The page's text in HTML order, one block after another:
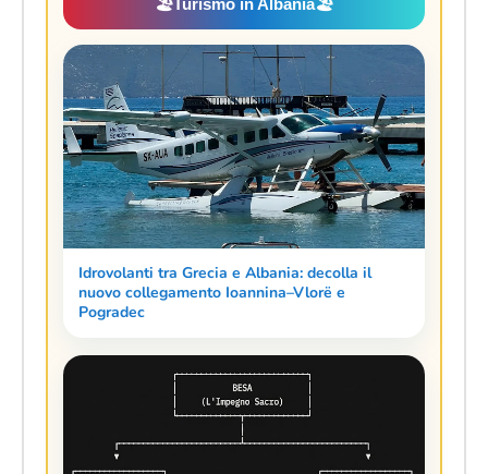
🏖️ Turismo in Albania🏖️
Idrovolanti tra Grecia e Albania: decolla il
nuovo collegamento Ioannina–Vlorë e
Pogradec